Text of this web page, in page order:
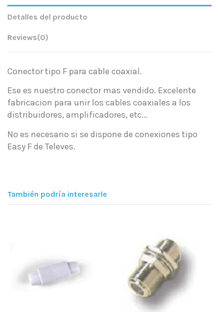
Detalles del producto
Reviews(0)
Conector tipo F para cable coaxial.
Ese es nuestro conector mas vendido. Excelente
fabricacion para unir los cables coaxiales a los
distribuidores, amplificadores, etc...
No es necesario si se dispone de conexiones tipo
Easy F de Televes.
También podría interesarle